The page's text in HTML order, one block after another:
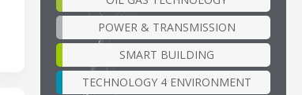
POWER & TRANSMISSION
SMART BUILDING
TECHNOLOGY 4 ENVIRONMENT